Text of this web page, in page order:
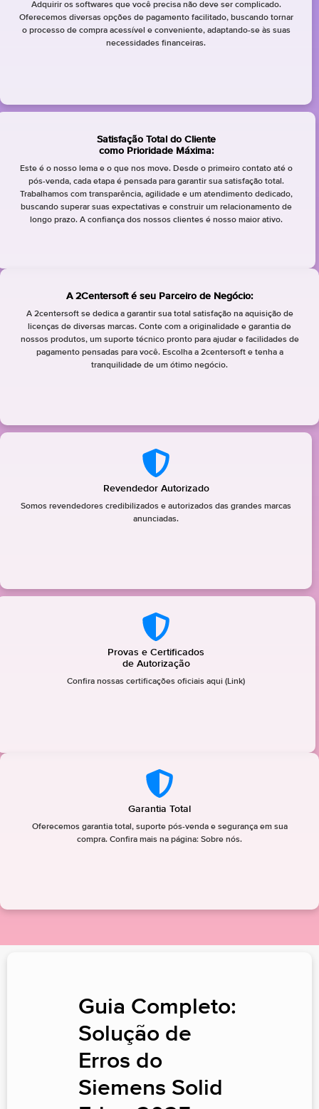
Adquirir os softwares que você precisa não deve ser complicado.
Oferecemos diversas opções de pagamento facilitado, buscando tornar
o processo de compra acessível e conveniente, adaptando-se às suas
necessidades financeiras.
Satisfação Total do Cliente
como Prioridade Máxima:
Este é o nosso lema e o que nos move. Desde o primeiro contato até o
pós-venda, cada etapa é pensada para garantir sua satisfação total.
Trabalhamos com transparência, agilidade e um atendimento dedicado,
buscando superar suas expectativas e construir um relacionamento de
longo prazo. A confiança dos nossos clientes é nosso maior ativo.
A 2Centersoft é seu Parceiro de Negócio:
A 2centersoft se dedica a garantir sua total satisfação na aquisição de
licenças de diversas marcas. Conte com a originalidade e garantia de
nossos produtos, um suporte técnico pronto para ajudar e facilidades de
pagamento pensadas para você. Escolha a 2centersoft e tenha a
tranquilidade de um ótimo negócio.
Revendedor Autorizado
Somos revendedores credibilizados e autorizados das grandes marcas
anunciadas.
Provas e Certificados
de Autorização
Confira nossas certificações oficiais aqui (Link)
Garantia Total
Oferecemos garantia total, suporte pós-venda e segurança em sua
compra. Confira mais na página: Sobre nós.
Guia Completo:
Solução de
Erros do
Siemens Solid